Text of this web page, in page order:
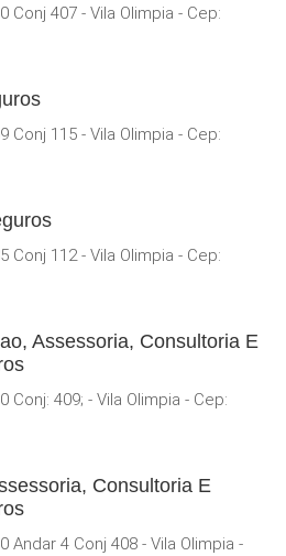
Conj 407 - Vila Olimpia - Cep:
Conj 115 - Vila Olimpia - Cep:
Conj 112 - Vila Olimpia - Cep:
Assessoria, Consultoria E
Conj: 409; - Vila Olimpia - Cep:
Consultoria E
Andar 4 Conj 408 - Vila Olimpia -